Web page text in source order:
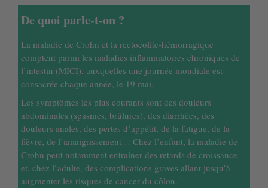
De quoi parle-t-on ?
La maladie de Crohn et la rectocolite-hémorragique
comptent parmi les maladies inflammatoires chroniques de
l’intestin (MICI), auxquelles une journée mondiale est
consacrée chaque année, le 19 mai.
Les symptômes les plus courants sont des douleurs
abdominales (spasmes, brûlures), des diarrhées, des
douleurs anales, des pertes d’appétit, de la fatigue, de la
fièvre, de l’amaigrissement… Chez l’enfant, la maladie de
Crohn peut notamment entraîner des retards de croissance
et, chez l’adulte, des complications graves allant jusqu’à
augmenter les risques de cancer du côlon.